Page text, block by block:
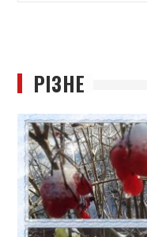
РІЗНЕ